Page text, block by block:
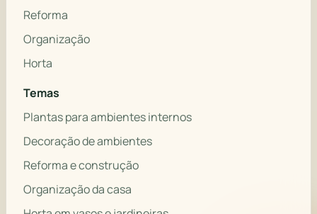
Reforma
Organização
Horta
Temas
Plantas para ambientes internos
Decoração de ambientes
Reforma e construção
Organização da casa